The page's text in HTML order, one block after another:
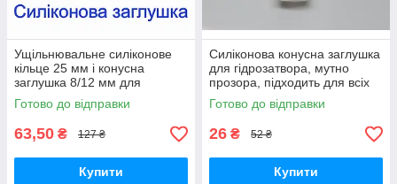
Ущільнювальне силіконове
кільце 25 мм і конусна
заглушка 8/12 мм для
ідеальної герметичності при
ферментації
Готово до відправки
63,50 ₴ 127 ₴
Купити
Силіконова конусна заглушка
для гідрозатвора, мутно
прозора, підходить для всіх
ущільнювальних гумок, 1 шт.
Готово до відправки
26 ₴ 52 ₴
Купити